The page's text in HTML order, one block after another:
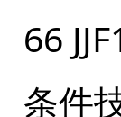
66
条件